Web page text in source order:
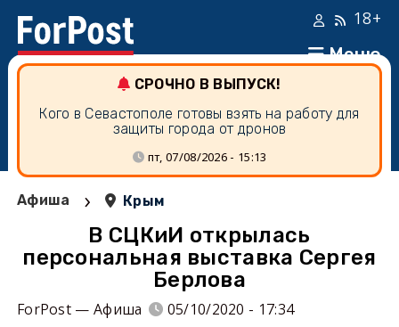
Меню
18+
СРОЧНО В ВЫПУСК!
Кого в Севастополе готовы взять на работу для
защиты города от дронов
пт, 07/08/2026 - 15:13
Афиша › Крым
В СЦКиИ открылась
персональная выставка Сергея
Берлова
ForPost — Афиша
05/10/2020 - 17:34